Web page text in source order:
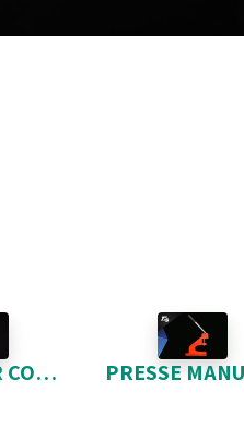
LAME POUR COIN ROND 9/16"